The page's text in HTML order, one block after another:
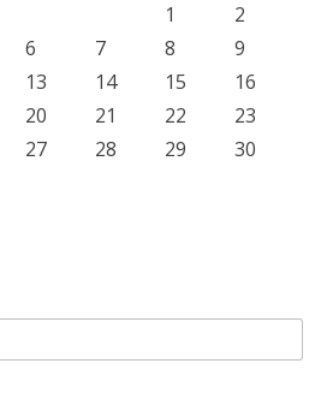
1
2
6 7 8
9
13 14 15
16
20 21 22
23
27 28 29
30